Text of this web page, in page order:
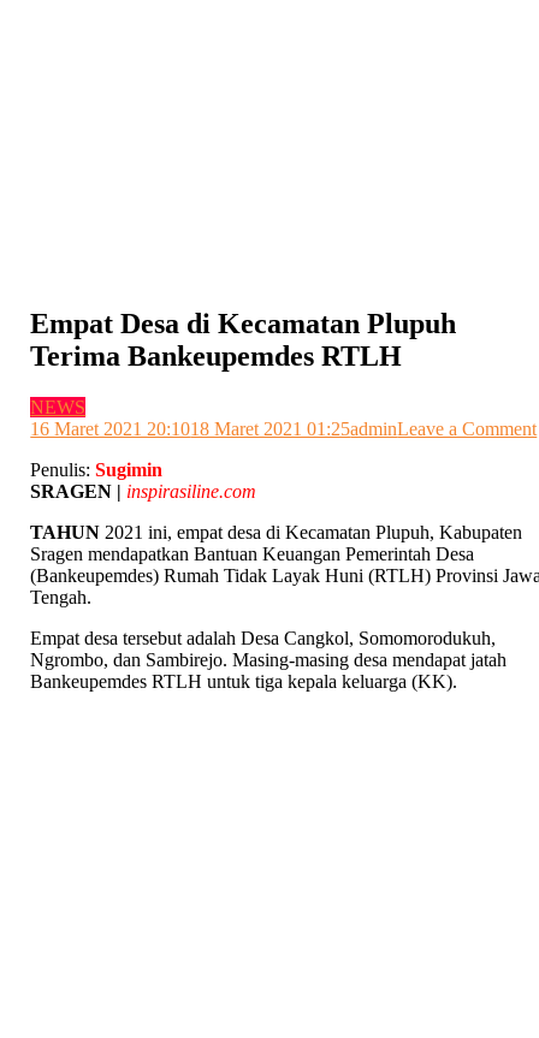
Empat Desa di Kecamatan Plupuh
Terima Bankeupemdes RTLH
NEWS
16 Maret 2021 20:1018 Maret 2021 01:25adminLeave a Comment
Penulis:Sugimin
SRAGEN | inspirasiline.com
TAHUN 2021 ini, empat desa di Kecamatan Plupuh, Kabupaten
Sragen mendapatkan Bantuan Keuangan Pemerintah Desa
(Bankeupemdes) Rumah Tidak Layak Huni (RTLH) Provinsi
Tengah.
Empat desa tersebut adalah Desa Cangkol, Somomorodukuh,
Ngrombo, dan Sambirejo. Masing-masing desa mendapat jatah
Bankeupemdes RTLH untuk tiga kepala keluarga (KK).